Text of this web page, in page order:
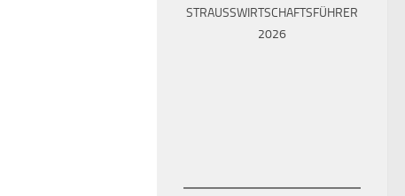
STRAUSSWIRTSCHAFTSFÜHRER 2
026